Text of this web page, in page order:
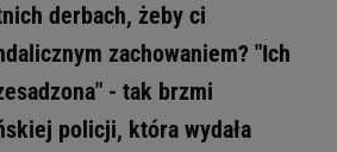
derbach, żeby ci
zachowaniem? "Ich
- tak brzmi
policji, która wydała